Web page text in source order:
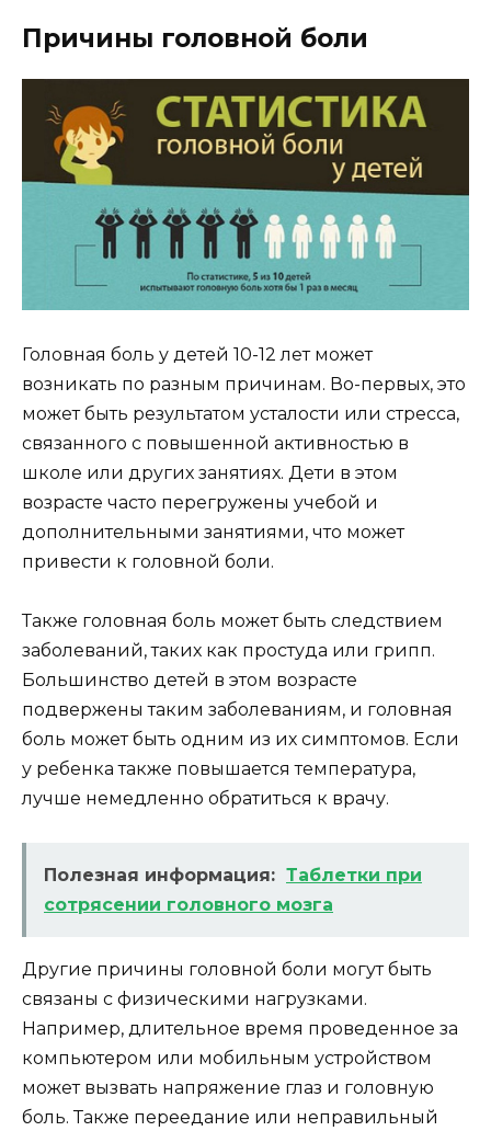
Причины головной боли
Головная боль у детей 10-12 лет может
возникать по разным причинам. Во-первых, это
может быть результатом усталости или стресса,
связанного с повышенной активностью в
школе или других занятиях. Дети в этом
возрасте часто перегружены учебой и
дополнительными занятиями, что может
привести к головной боли.
Также головная боль может быть следствием
заболеваний, таких как простуда или грипп.
Большинство детей в этом возрасте
подвержены таким заболеваниям, и головная
боль может быть одним из их симптомов. Если
у ребенка также повышается температура,
лучше немедленно обратиться к врачу.
Полезная информация: Таблетки при
сотрясении головного мозга
Другие причины головной боли могут быть
связаны с физическими нагрузками.
Например, длительное время проведенное за
компьютером или мобильным устройством
может вызвать напряжение глаз и головную
боль. Также переедание или неправильный